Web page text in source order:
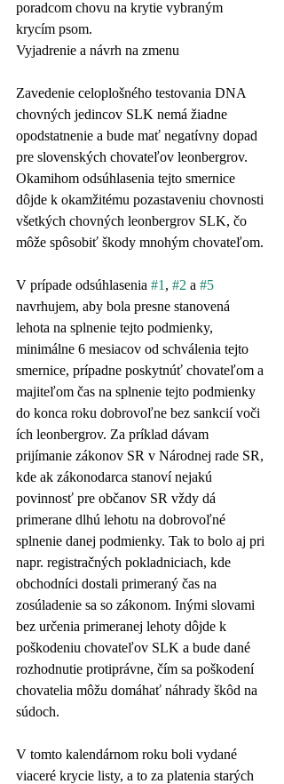
poradcom chovu na krytie vybraným
krycím psom.
Vyjadrenie a návrh na zmenu
Zavedenie celoplošného testovania DNA
chovných jedincov SLK nemá žiadne
opodstatnenie a bude mať negatívny dopad
pre slovenských chovateľov leonbergrov.
Okamihom odsúhlasenia tejto smernice
dôjde k okamžitému pozastaveniu chovnosti
všetkých chovných leonbergrov SLK, čo
môže spôsobiť škody mnohým chovateľom.
V prípade odsúhlasenia #1 , #2 a #5
navrhujem, aby bola presne stanovená
lehota na splnenie tejto podmienky,
minimálne 6 mesiacov od schválenia tejto
smernice, prípadne poskytnúť chovateľom a
majiteľom čas na splnenie tejto podmienky
do konca roku dobrovoľne bez sankcií voči
ích leonbergrov. Za príklad dávam
prijímanie zákonov SR v Národnej rade SR,
kde ak zákonodarca stanoví nejakú
povinnosť pre občanov SR vždy dá
primerane dlhú lehotu na dobrovoľné
splnenie danej podmienky. Tak to bolo aj pri
napr. registračných pokladniciach, kde
obchodníci dostali primeraný čas na
zosúladenie sa so zákonom. Inými slovami
bez určenia primeranej lehoty dôjde k
poškodeniu chovateľov SLK a bude dané
rozhodnutie protiprávne, čím sa poškodení
chovatelia môžu domáhať náhrady škôd na
súdoch.
V tomto kalendárnom roku boli vydané
viaceré krycie listy, a to za platenia starých